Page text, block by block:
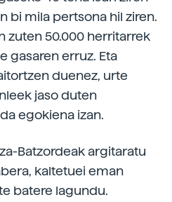
bi mila pertsona hil ziren.
zuten 50.000 herritarrek
gasaren erruz. Eta
duenez, urte
jaso duten
egokiena izan.
Batzordeak argitaratu
kaltetuei eman
batere lagundu.